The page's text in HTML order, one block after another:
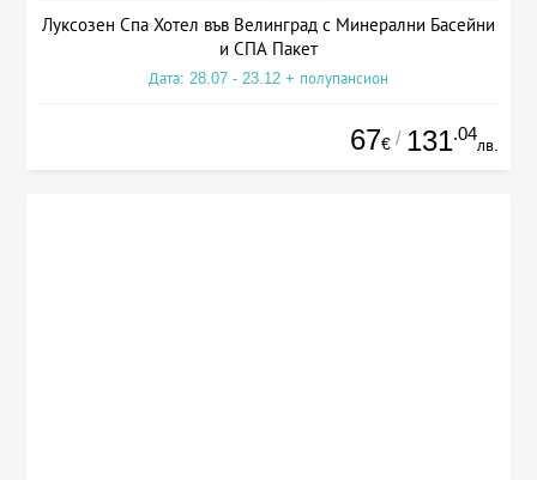
Луксозен Спа Хотел във Велинград с Минерални Басейни
и СПА Пакет
Дата: 28.07 - 23.12 + полупансион
67€ / 131.04
лв.